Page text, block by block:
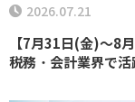
【7月31日(金)～8
税務・会計業界で
2026.07.21